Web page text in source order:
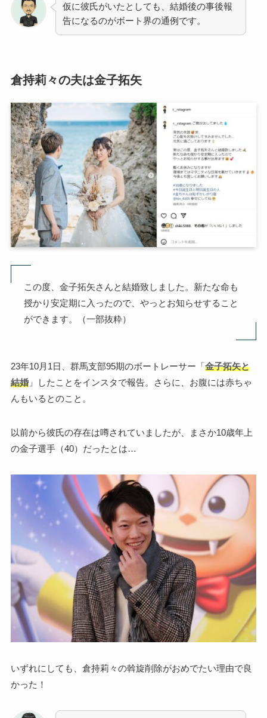
仮に彼氏がいたとしても、結婚後の事後報
告になるのがボート界の通例です。
倉持莉々の夫は金子拓矢
この度、金子拓矢さんと結婚致しました。新たな命も
授かり安定期に入ったので、やっとお知らせすること
ができます。（一部抜粋）
23年10月1日、群馬支部95期のボートレーサー「金子拓矢と
結婚」したことをインスタで報告。さらに、お腹には赤ちゃ
んもいるとのこと。
以前から彼氏の存在は噂されていましたが、まさか10歳年上
の金子選手（40）だったとは…
いずれにしても、倉持莉々の斡旋削除がおめでたい理由で良
かった！